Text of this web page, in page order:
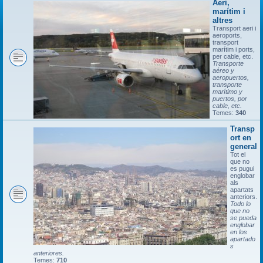
Aeri,
marítim i
altres
Transport aeri i
aeroports,
transport
marítim i ports,
per cable, etc.
Transporte
aéreo y
aeropuertos,
transporte
marítimo y
puertos, por
cable, etc.
Temes: 340
Transp
ort en
general
Tot el
que no
es pugui
englobar
als
apartats
anteriors.
Todo lo
que no
se pueda
englobar
en los
apartado
s
anteriores.
Temes: 710